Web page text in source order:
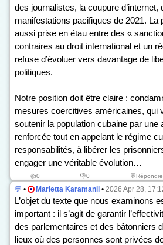
des journalistes, la coupure d’internet,
manifestations pacifiques de 2021. La
aussi prise en étau entre des «
contraires au droit international et un
refuse d’évoluer vers davantage de
politiques.
Notre position doit être claire :
mesures coercitives américaines, qui
soutenir la population cubaine par une
renforcée tout en appelant le régime
responsabilités, à libérer les
engager une véritable évolution…
👍0 👎0 💬Répondre
💬 • Marietta Karamanli • 2026 Apr 28,
L’objet du texte que nous examinons
important : il s’agit de garantir
des parlementaires et des bâtonniers
lieux où des personnes sont privées